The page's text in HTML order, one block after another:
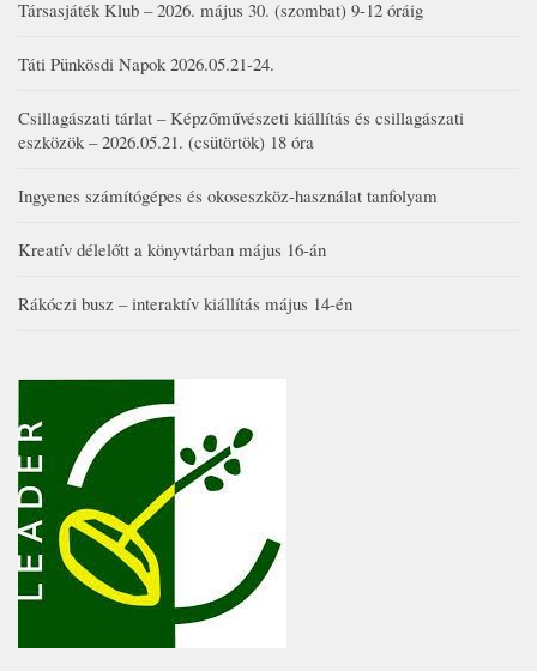
Társasjáték Klub – 2026. május 30. (szombat) 9-12 óráig
Táti Pünkösdi Napok 2026.05.21-24.
Csillagászati tárlat – Képzőművészeti kiállítás és csillagászati
eszközök – 2026.05.21. (csütörtök) 18 óra
Ingyenes számítógépes és okoseszköz-használat tanfolyam
Kreatív délelőtt a könyvtárban május 16-án
Rákóczi busz – interaktív kiállítás május 14-én